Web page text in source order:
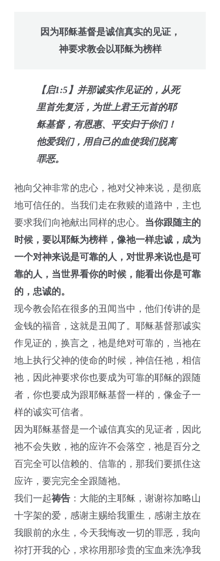
因为耶稣基督是诚信真实的见证，
神要求教会以耶稣为榜样
【启1:5】并那诚实作见证的，从死
里首先复活，为世上君王元首的耶
稣基督，有恩惠、平安归于你们！
他爱我们，用自己的血使我们脱离
罪恶。
祂向父神非常的忠心，祂对父神来说，是彻底
地可信任的。当我们走在救赎的道路中，主也
要求我们向祂献出同样的忠心。 当你跟随主的
时候，要以耶稣为榜样，像祂一样忠诚，成为
一个对神来说是可靠的人，对世界来说也是可
靠的人，当世界看你的时候，能看出你是可靠
的，忠诚的。
现今教会陷在很多的丑闻当中，他们传讲的是
金钱的福音，这就是丑闻了。耶稣基督那诚实
作见证的，换言之，祂是绝对可靠的，当祂在
地上执行父神的使命的时候，神信任祂，相信
祂，因此神要求你也要成为可靠的耶稣的跟随
者，你也要成为跟耶稣基督一样的，像金子一
样的诚实可信者。
因为耶稣基督是一个诚信真实的见证者，因此
祂不会失败，祂的应许不会落空，祂是百分之
百完全可以信赖的、信靠的，那我们要抓住这
应许，要完完全全跟随祂。
我们一起祷告 ：大能的主耶稣，谢谢祢加略山
十字架的爱，感谢主赐给我重生，感谢主放在
我眼前的永生，今天我悔改一切的罪恶，我向
祢打开我的心，求祢用那珍贵的宝血来洗净我